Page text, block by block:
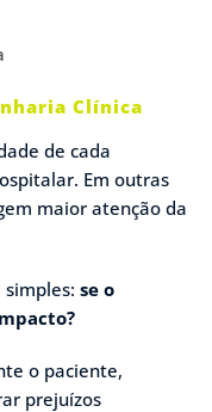
Clínica
de cada
Em outras
maior atenção da
se o
o paciente,
prejuízos